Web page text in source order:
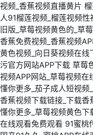
视频_香蕉视频直播黄片
人91榴莲视频_榴莲视频性
旧版_草莓视频黄色的_草
香蕉免费视频_香蕉视频
黄色视频_向日葵视频在
污官方网站APP下载 草莓
视频APP网站_草莓视频在
懂你更多_茄子成人短视频
香蕉视频下载链接_下载香
懂你更多_草莓视频黄色下
在线观看免费观看 91蜜桃